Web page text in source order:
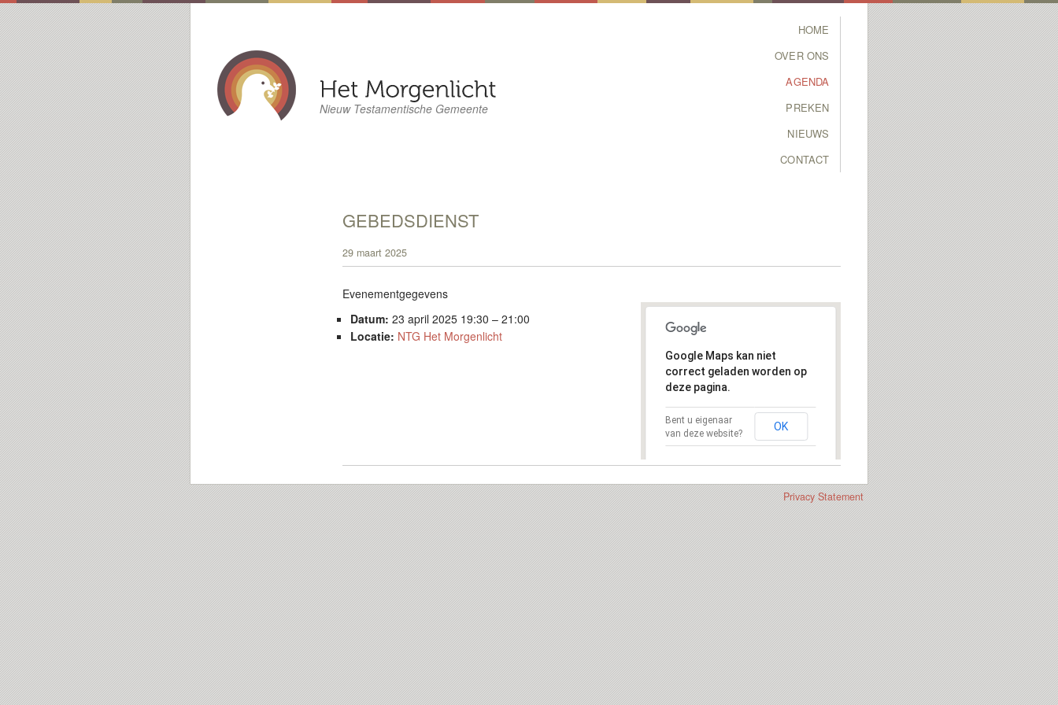
Nieuw Testamentische Gemeente
SKIP TO PRIMARY
CONTENT
SKIP TO SECONDARY
CONTENT
HOME
OVER ONS
AGENDA
PREKEN
NIEUWS
CONTACT
GEBEDSDIENST
29 maart 2025
Evenementgegevens
Datum: 23 april 2025 19:30 – 21:00
Locatie: NTG Het Morgenlicht
Google Maps kan niet
correct geladen worden op
deze pagina.
Bent u eigenaar
van deze website?
OK
Privacy Statement